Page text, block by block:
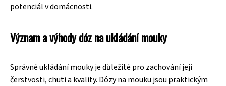
potenciál v domácnosti.
Význam a výhody dóz na ukládání mouky
Správné ukládání mouky je důležité pro zachování její
čerstvosti, chuti a kvality. Dózy na mouku jsou praktickým